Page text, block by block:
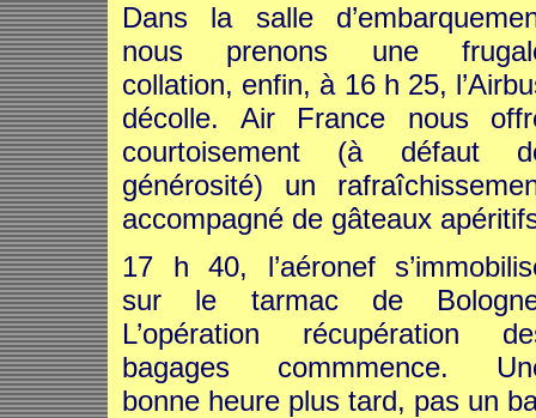
Dans la salle
nous prenons une
collation, enfin, à 16 h 25,
décolle. Air France nous
courtoisement (à défaut
générosité) un
accompagné de gâteaux
17 h 40, l’aéronef
sur le tarmac de
L’opération récupération
bagages commmence.
bonne heure plus tard, pas un